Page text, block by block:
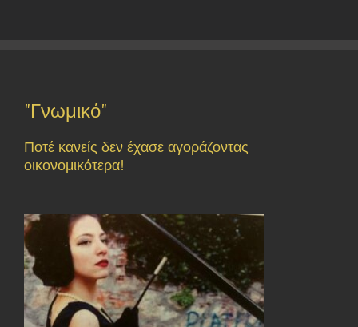
"Γνωμικό"
Ποτέ κανείς δεν έχασε αγοράζοντας
οικονομικότερα!